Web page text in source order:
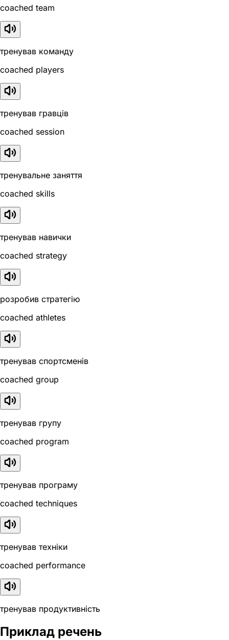
coached team
тренував команду
coached players
тренував гравців
coached session
тренувальне заняття
coached skills
тренував навички
coached strategy
розробив стратегію
coached athletes
тренував спортсменів
coached group
тренував групу
coached program
тренував програму
coached techniques
тренував техніки
coached performance
тренував продуктивність
Приклад речень